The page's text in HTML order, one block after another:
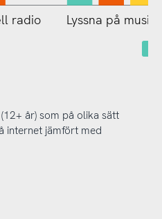
radio Lyssna på musik
år) som på olika sätt
internet jämfört med